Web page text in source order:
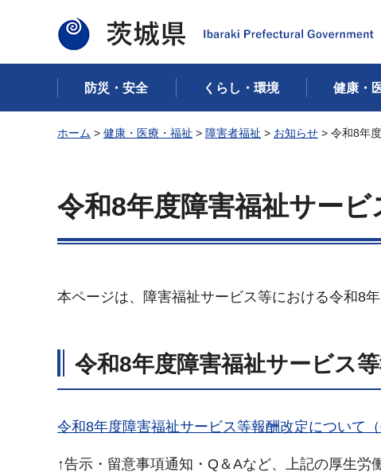
茨城県
防災・安全 くらし・環境 健康・
ホーム > 健康・医療・福祉 > 障害者福祉 > お知らせ > 令和8年
令和8年度障害福祉サー
本ページは、障害福祉サービス等における令和8
令和8年度障害福祉サービス
令和8年度障害福祉サービス等報酬改定について（
↑告示・留意事項通知・Q＆Aなど、上記の厚生労